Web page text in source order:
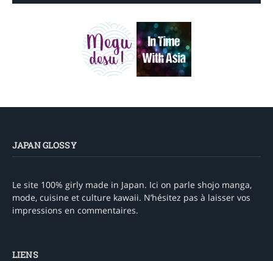
JAPAN GLOSSY
Le site 100% girly made in Japan. Ici on parle shojo manga,
mode, cuisine et culture kawaii. N’hésitez pas à laisser vos
impressions en commentaires.
LIENS